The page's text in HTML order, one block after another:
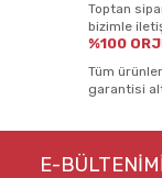
Toptan
bizimle
%100
Tüm
garantisi
E-